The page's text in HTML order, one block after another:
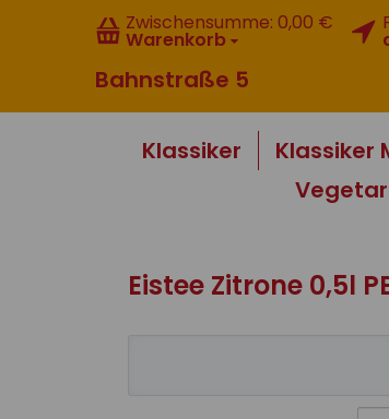
Zwischensumme: 0,00 €
Warenkorb
Bahnstraße 5
Klassiker Klassiker
Eistee Zitrone 0,5l